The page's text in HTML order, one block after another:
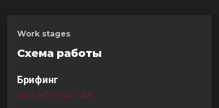
Work stages
Схема работы
Брифинг
Срок работы до 1 дня